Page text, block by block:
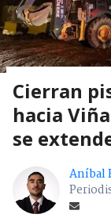
Cierran
hacia
se
Aníbal